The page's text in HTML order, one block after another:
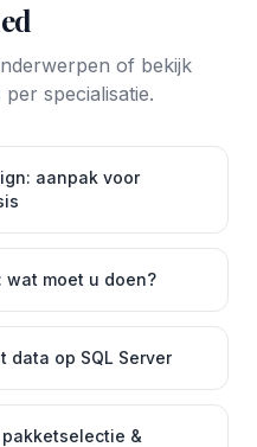
of bekijk
specialisatie.
aanpak voor
wat moet u doen?
data op SQL Server
pakketselectie &